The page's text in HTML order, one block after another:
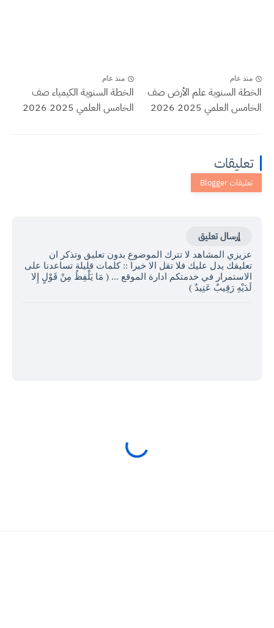
منذ عام
الخطة السنوية علم الأرض صف
الخامس العلمي 2025 2026
منذ عام
الخطة السنوية الكيمياء صف
الخامس العلمي 2025 2026
تعليقات
إرسال تعليق
عزيزي المشاهد لا تترك الموضوع بدون تعليق وتذكر ان
تعليقك يدل عليك فلا تقل الا خيرا :: كلمات قليلة تساعدنا على
الاستمرار في خدمتكم ادارة الموقع ... ( مَا يَلْفِظُ مِنْ قَوْلٍ إِلا
لَدَيْهِ رَقِيبٌ عَتِيدٌ )